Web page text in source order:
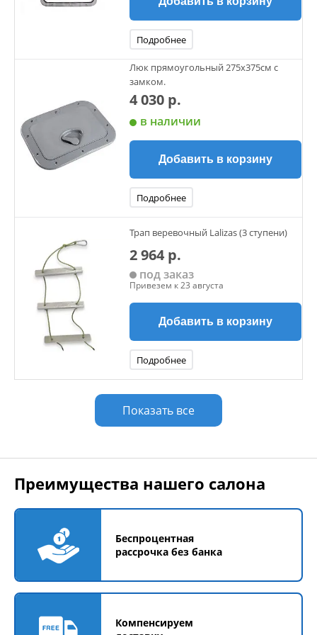
Подробнее
Люк прямоугольный 275х375см с
замком.
4 030 р.
в наличии
Добавить в корзину
Подробнее
Трап веревочный Lalizas (3 ступени)
2 964 р.
под заказ
Привезем к 23 августа
Добавить в корзину
Подробнее
Показать все
Преимущества нашего салона
Беспроцентная
рассрочка без банка
Компенсируем